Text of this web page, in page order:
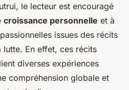
le lecteur est encouragé
croissance personnelle et à
issues des récits
lutte. En effet, ces récits
diverses expériences
compréhension globale et